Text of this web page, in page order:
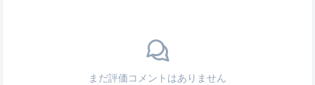
まだ評価コメントはありません